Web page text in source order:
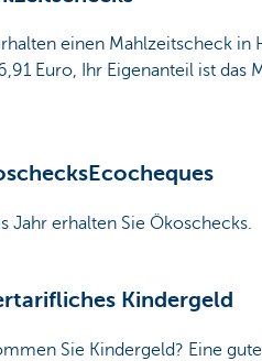
einen Mahlzeitscheck in
Euro, Ihr Eigenanteil ist das
Jahr erhalten Sie Ökoschecks.
Kindergeld
Sie Kindergeld? Eine